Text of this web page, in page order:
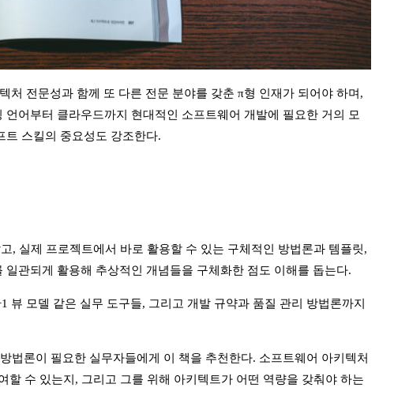
전문성과 함께 또 다른 전문 분야를 갖춘 π형 인재가 되어야 하며,
어부터 클라우드까지 현대적인 소프트웨어 개발에 필요한 거의 모
트 스킬의 중요성도 강조한다.
, 실제 프로젝트에서 바로 활용할 수 있는 구체적인 방법론과 템플릿,
관되게 활용해 추상적인 개념들을 구체화한 점도 이해를 돕는다.
뷰 모델 같은 실무 도구들, 그리고 개발 규약과 품질 관리 방법론까지
법론이 필요한 실무자들에게 이 책을 추천한다. 소프트웨어 아키텍처
수 있는지, 그리고 그를 위해 아키텍트가 어떤 역량을 갖춰야 하는